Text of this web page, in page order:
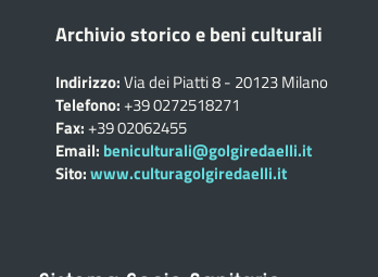
Archivio storico e beni culturali
Indirizzo:Via dei Piatti 8 - 20123 Milano
Telefono:+39 0272518271
Fax:+39 02062455
Email: beniculturali@golgiredaelli.it
Sito:www.culturagolgiredaelli.it